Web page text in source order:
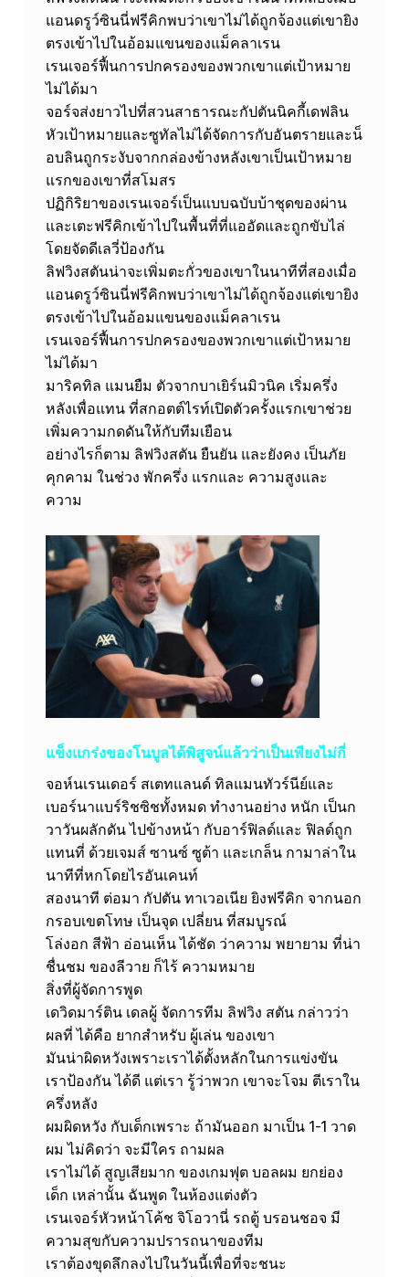
แอนดรูว์ซินนี่ฟรีคิกพบว่าเขาไม่ได้ถูกจ้องแต่เขายิง
ตรงเข้าไปในอ้อมแขนของแม็คลาเรน
เรนเจอร์ฟื้นการปกครองของพวกเขาแต่เป้าหมาย
ไม่ได้มา
จอร์จส่งยาวไปที่สวนสาธารณะกัปตันนิคกี้เดฟลิน
หัวเป้าหมายและซูทัลไม่ได้จัดการกับอันตรายและน็
อบลินถูกระงับจากกล่องข้างหลังเขาเป็นเป้าหมาย
แรกของเขาที่สโมสร
ปฏิกิริยาของเรนเจอร์เป็นแบบฉบับบ้าชุดของผ่าน
และเตะฟรีคิกเข้าไปในพื้นที่ที่แออัดและถูกขับไล่
โดยจัดดีเลวี่ป้องกัน
ลิฟวิงสตันน่าจะเพิ่มตะกั่วของเขาในนาทีที่สองเมื่อ
แอนดรูว์ซินนี่ฟรีคิกพบว่าเขาไม่ได้ถูกจ้องแต่เขายิง
ตรงเข้าไปในอ้อมแขนของแม็คลาเรน
เรนเจอร์ฟื้นการปกครองของพวกเขาแต่เป้าหมาย
ไม่ได้มา
มาริคทิล แมนยืม ตัวจากบาเยิร์นมิวนิค เริ่มครึ่ง
หลังเพื่อแทน ที่สกอตต์ไรท์เปิดตัวครั้งแรกเขาช่วย
เพิ่มความกดดันให้กับทีมเยือน
อย่างไรก็ตาม ลิฟวิงสตัน ยืนยัน และยังคง เป็นภัย
คุกคาม ในช่วง พักครึ่ง แรกและ ความสูงและ
ความ
แข็งแกร่งของโนบูลได้พิสูจน์แล้วว่าเป็นเพียงไม่กี่
จอห์นเรนเดอร์ สเตทแลนด์ ทิลแมนทัวร์นีย์และ
เบอร์นาแบร์ริชซิชทั้งหมด ทำงานอย่าง หนัก เป็นก
วาวันผลักดัน ไปข้างหน้า กับอาร์ฟิลด์และ ฟิลด์ถูก
แทนที่ ด้วยเจมส์ ซานซ์ ซูต้า และเกล็น กามาล่าใน
นาทีที่หกโดยไรอันเคนท์
สองนาที ต่อมา กัปตัน ทาเวอเนีย ยิงฟรีคิก จากนอก
กรอบเขตโทษ เป็นจุด เปลี่ยน ที่สมบูรณ์
โล่งอก สีฟ้า อ่อนเห็น ได้ชัด ว่าความ พยายาม ที่น่า
ชื่นชม ของลีวาย ก็ไร้ ความหมาย
สิ่งที่ผู้จัดการพูด
เดวิดมาร์ติน เดลผู้ จัดการทีม ลิฟวิง สตัน กล่าวว่า
ผลที่ ได้คือ ยากสำหรับ ผู้เล่น ของเขา
มันน่าผิดหวังเพราะเราได้ตั้งหลักในการแข่งขัน
เราป้องกัน ได้ดี แต่เรา รู้ว่าพวก เขาจะโจม ตีเราใน
ครึ่งหลัง
ผมผิดหวัง กับเด็กเพราะ ถ้ามันออก มาเป็น 1-1 วาด
ผม ไม่คิดว่า จะมีใคร ถามผล
เราไม่ได้ สูญเสียมาก ของเกมฟุต บอลผม ยกย่อง
เด็ก เหล่านั้น ฉันพูด ในห้องแต่งตัว
เรนเจอร์หัวหน้าโค้ช จิโอวานี่ รถตู้ บรอนชอจ มี
ความสุขกับความปรารถนาของทีม
เราต้องขุดลึกลงไปในวันนี้เพื่อที่จะชนะ